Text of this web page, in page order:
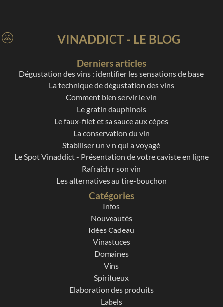
VINADDICT - LE BLOG
Derniers articles
Dégustation des vins : identifier les sensations de base
La technique de dégustation des vins
Comment bien servir le vin
Le gratin dauphinois
Le faux-filet et sa sauce aux cèpes
La conservation du vin
Stabiliser un vin qui a voyagé
Le Spot Vinaddict - Présentation de votre caviste en ligne
Rafraîchir son vin
Les alternatives au tire-bouchon
Catégories
Infos
Nouveautés
Idées Cadeau
Vinastuces
Domaines
Vins
Spiritueux
Elaboration des produits
Labels